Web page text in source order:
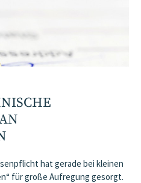
hat gerade bei kleinen
für große Aufregung gesorgt.